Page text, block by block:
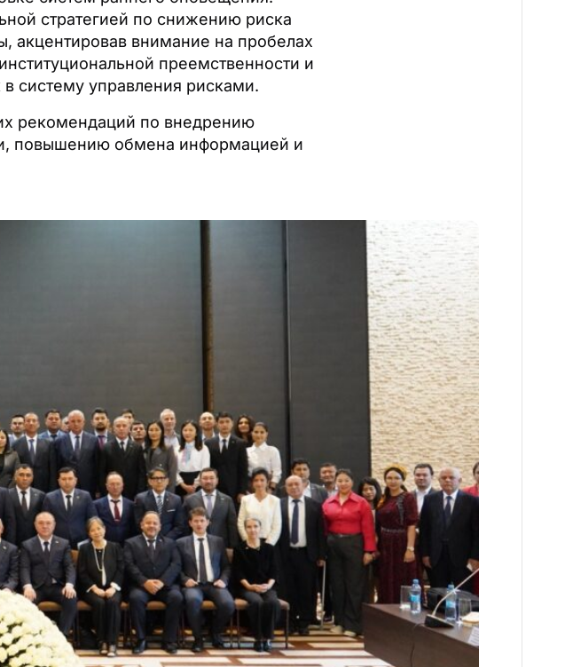
стратегией по снижению риска
акцентировав внимание на пробелах
преемственности и
систему управления рисками.
рекомендаций по внедрению
повышению обмена информацией и